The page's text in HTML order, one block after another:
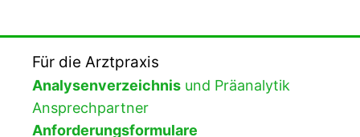
Für die Arztpraxis
Analysenverzeichnis und Präanalytik
Ansprechpartner
Anforderungsformulare